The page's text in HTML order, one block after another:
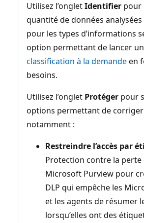
Utilisez l’ongletIdentifier pour
quantité de données
pour les types d’informations
option permettant de lancer
classification à la demandeen
besoins.
Utilisez l’onglet Protéger pour
options permettant de
notamment :
Restreindre l’accès par
Protection contre la perte
Microsoft Purview pour
DLP qui empêche les
et les agents de résumer
lorsqu’elles ont des